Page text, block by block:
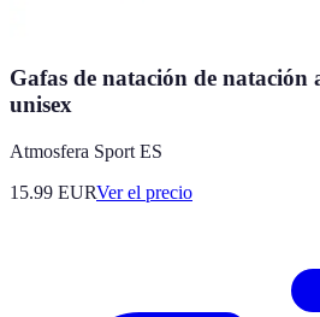
Gafas de natación de
unisex
Atmosfera Sport ES
15.99 EURVer el precio